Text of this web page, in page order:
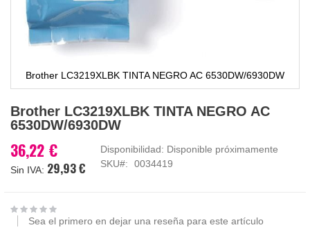
Brother LC3219XLBK TINTA NEGRO AC 6530DW/6930DW
al
comienzo
la
galería
Brother LC3219XLBK TINTA NEGRO AC
6530DW/6930DW
36,22 €
29,93 €
Disponibilidad: Disponible próximamente
SKU
0034419
Sea el primero en dejar una reseña para este artículo